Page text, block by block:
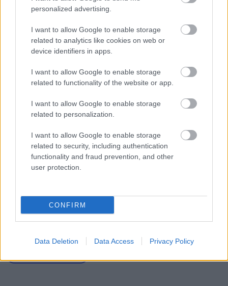
personalized advertising.
I want to allow Google to enable storage
related to analytics like cookies on web or
device identifiers in apps.
I want to allow Google to enable storage
related to functionality of the website or app.
I want to allow Google to enable storage
related to personalization.
I want to allow Google to enable storage
related to security, including authentication
functionality and fraud prevention, and other
user protection.
CONFIRM
Data Deletion Data Access Privacy Policy
Προσλήψεις αναπληρωτών: Περίπου
30.000 ονόματα στην α' φάση
Προσλήψεις στο Εθνικό Θέατρο για
απόφοιτους λυκείου - Τα απαραίτητα
Θέσεις εργασίας